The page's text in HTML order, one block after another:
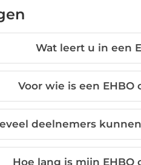
Wat leert u in een
Voor wie is een EHBO
deelnemers
Hoe lang is mijn EHBO